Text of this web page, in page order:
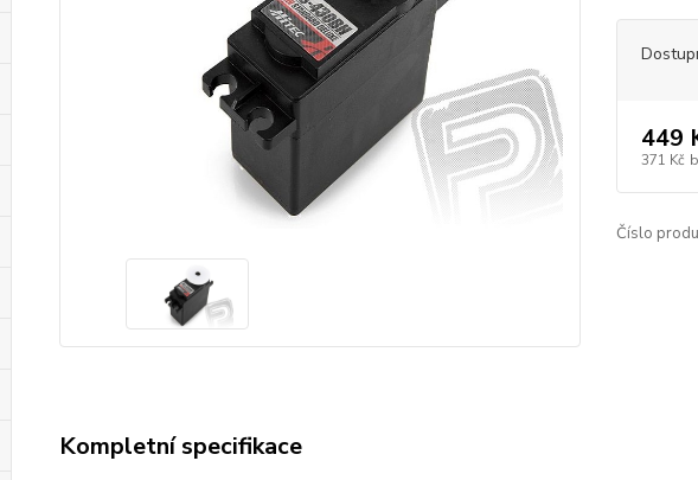
449
371 Kč
Číslo
Kompletní specifikace